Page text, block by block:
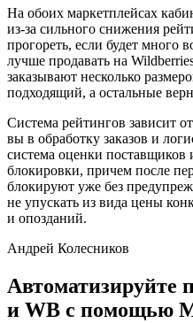
На обоих маркетплейсах
из-за сильного снижения
прогореть, если будет много
лучше продавать на
заказывают несколько
подходящий, а остальные
Система рейтингов зависит
вы в обработку заказов и
система оценки поставщиков
блокировки, причем после
блокируют уже без
не упускать из вида цены
и опозданий.
Андрей Колесников
Автоматизируйте
и WB с помощью